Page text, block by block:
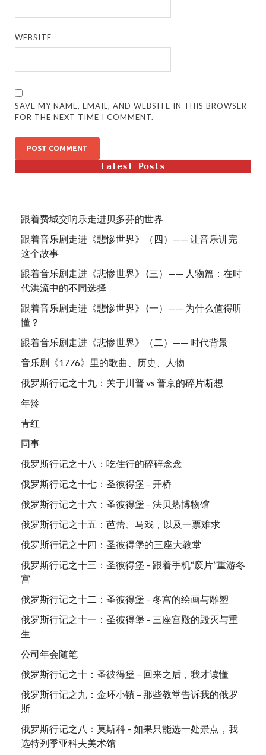
WEBSITE
SAVE MY NAME, EMAIL, AND WEBSITE IN THIS BROWSER
FOR THE NEXT TIME I COMMENT.
Latest Posts
跟着费城交响乐走进贝多芬的世界
跟着音乐剧走进《悲惨世界》（四）—— 让音乐讲完
这个故事
跟着音乐剧走进《悲惨世界》 (三）—— 人物篇：在时
代洪流中的不同选择
跟着音乐剧走进《悲惨世界》 (一）—— 为什么值得听
懂？
跟着音乐剧走进《悲惨世界》（二）—— 时代背景
音乐剧《1776》里的歌曲、历史、人物
俄罗斯行记之十九：关于川普 vs 普京的碎片断想
年龄
青红
同事
俄罗斯行记之十八：吃住行的碎碎念念
俄罗斯行记之十七：圣彼得堡 – 开桥
俄罗斯行记之十六：圣彼得堡 – 法贝热博物馆
俄罗斯行记之十五：芭蕾、马戏，以及一票难求
俄罗斯行记之十四：圣彼得堡的三座大教堂
俄罗斯行记之十三：圣彼得堡 – 跟着手机“废片”重游冬
宫
俄罗斯行记之十二：圣彼得堡 – 冬宫的绘画与雕塑
俄罗斯行记之十一：圣彼得堡 – 三座宫殿的毁灭与重
生
公司年会随笔
俄罗斯行记之十：圣彼得堡 – 回来之后，我才读懂
俄罗斯行记之九：金环小镇 – 那些教堂告诉我的俄罗
斯
俄罗斯行记之八：莫斯科 – 如果只能选一处景点，我
选特列季亚科夫美术馆